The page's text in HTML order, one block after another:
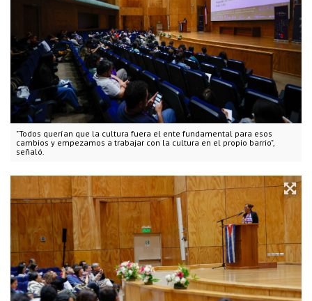
"Todos querían que la cultura fuera el ente fundamental para esos
cambios y empezamos a trabajar con la cultura en el propio barrio",
señaló.